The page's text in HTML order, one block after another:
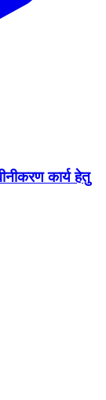
कार्य हेतु